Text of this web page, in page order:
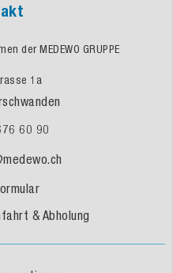
der MEDEWO GRUPPE
1a
60 90
& Abholung